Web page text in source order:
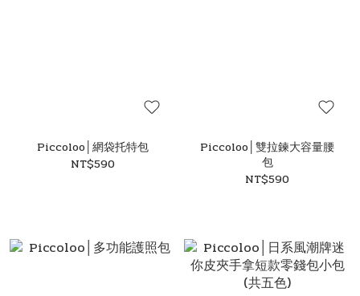
Piccoloo│網袋托特包
NT$590
Piccoloo│雙拉鍊大容量腰
包
NT$590